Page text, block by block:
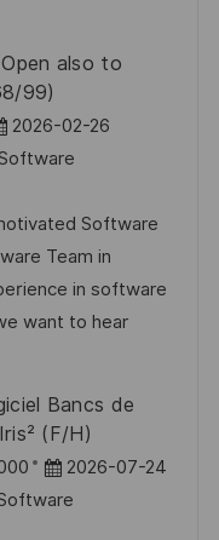
also to
99)
2026-02-26
Software
Software
Team in
in software
want to hear
Bancs de
(F/H)
P
o
2026-07-24